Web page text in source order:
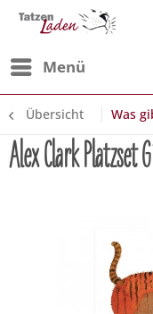
Menü
Übersicht Was
Alex Clark Platzset